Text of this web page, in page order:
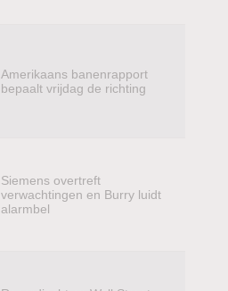
Amerikaans banenrapport
bepaalt vrijdag de richting
Siemens overtreft
verwachtingen en Burry luidt
alarmbel